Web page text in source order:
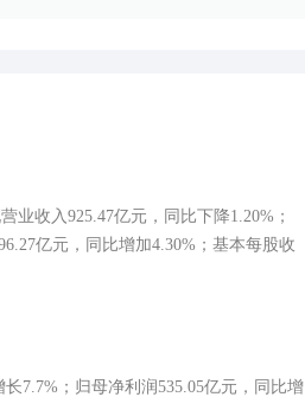
业收入925.47亿元，同比下降1.20%；
亿元，同比增加4.30%；基本每股收
7.7%；归母净利润535.05亿元，同比增